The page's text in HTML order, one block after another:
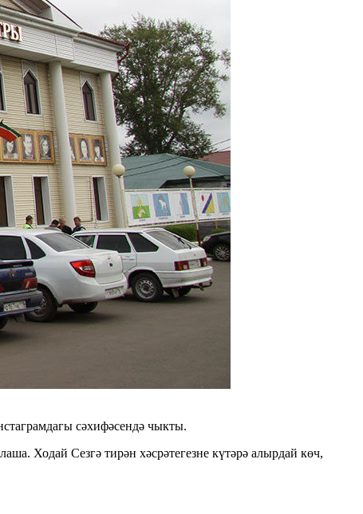
сәхифәсендә чыкты.
Ходай Сезгә тирән хәсрәтегезне күтәрә алырдай көч,